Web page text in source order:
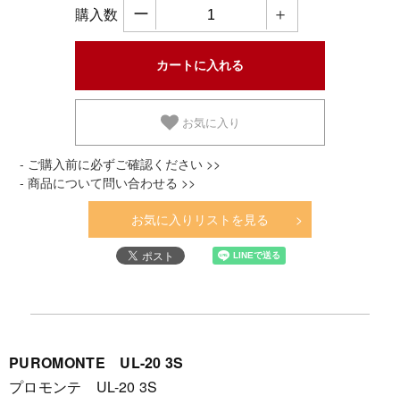
購入数 ー ＋
お気に入り
- ご購入前に必ずご確認ください >>
- 商品について問い合わせる >>
お気に入りリストを見る
PUROMONTE UL-20 3S
プロモンテ UL-20 3S